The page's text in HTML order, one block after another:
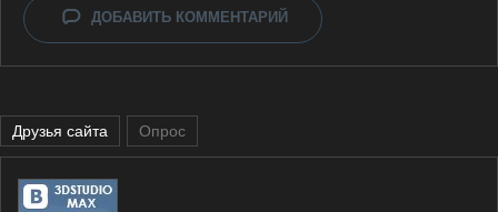
ДОБАВИТЬ КОММЕНТАРИЙ
Друзья сайта Опрос